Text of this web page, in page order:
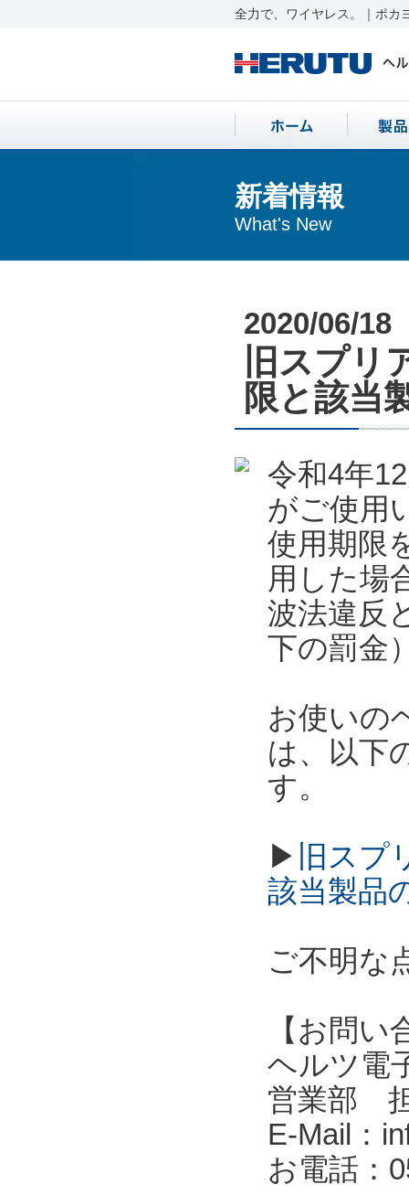
全力で、ワイヤレス。｜ポカ
新着情報
What's New
2020/06/18
旧スプリ
限と該当
令和4年
がご使用
使用期限
用した場
波法違反
下の罰金
お使いの
は、以下
す。
▶ 旧スプ
該当製品
ご不明な
【お問い
ヘルツ電
営業部
E-Mail：
お電話：